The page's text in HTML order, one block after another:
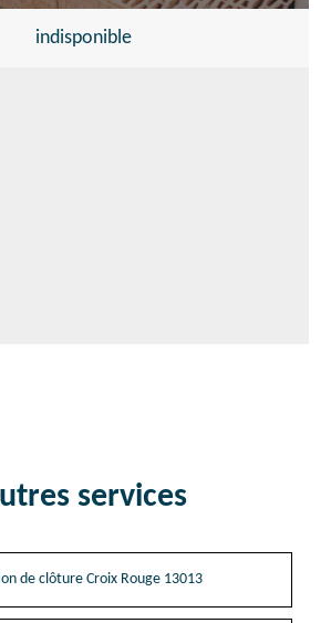
indisponible
services
de clôture Croix Rouge 13013